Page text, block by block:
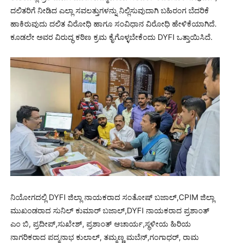
ದಲಿತರಿಗೆ ನೀಡಿದ ಎಲ್ಲಾ ಸವಲತ್ತುಗಳನ್ನು ನಿಲ್ಲಿಸುವುದಾಗಿ ಬಹಿರಂಗ ಬೆದರಿಕೆ
ಹಾಕಿರುವುದು ದಲಿತ ವಿರೋಧಿ ಹಾಗೂ ಸಂವಿಧಾನ ವಿರೋಧಿ ಹೇಳಿಕೆಯಾಗಿದೆ.
ಕೂಡಲೇ ಅವರ ವಿರುದ್ಧ ಕಠಿಣ ಕ್ರಮ ಕೈಗೊಳ್ಳಬೇಕೆಂದು DYFI ಒತ್ತಾಯಿಸಿದೆ.
ನಿಯೋಗದಲ್ಲಿ DYFI ಜಿಲ್ಲಾ ನಾಯಕರಾದ ಸಂತೋಷ್ ಬಜಾಲ್,CPIM ಜಿಲ್ಲಾ
ಮುಖಂಡರಾದ ಸುನಿಲ್ ಕುಮಾರ್ ಬಜಾಲ್,DYFI ನಾಯಕರಾದ ಪ್ರಶಾಂತ್
ಎಂ ಬಿ, ಪ್ರದೀಪ್,ಸುಖೇಶ್, ಪ್ರಶಾಂತ್ ಆಚಾರ್ಯ,ಸ್ಥಳೀಯ ಹಿರಿಯ
ನಾಗರಿಕರಾದ ಪದ್ಮನಾಭ ಕುಲಾಲ್, ತಮ್ಮಣ್ಣ ಮಬೆನ್,ಗಂಗಾಧರ್, ರಾಮ